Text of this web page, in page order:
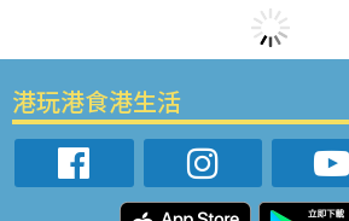
港玩港食港生活